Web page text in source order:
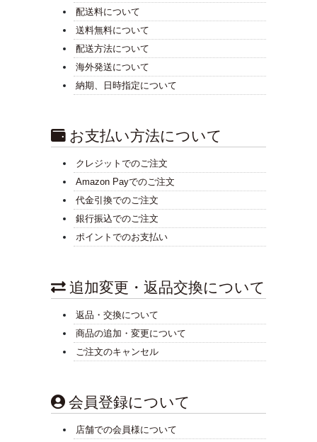
配送料について
送料無料について
配送方法について
海外発送について
納期、日時指定について
お支払い方法について
クレジットでのご注文
Amazon Payでのご注文
代金引換でのご注文
銀行振込でのご注文
ポイントでのお支払い
追加変更・返品交換について
返品・交換について
商品の追加・変更について
ご注文のキャンセル
会員登録について
店舗での会員様について